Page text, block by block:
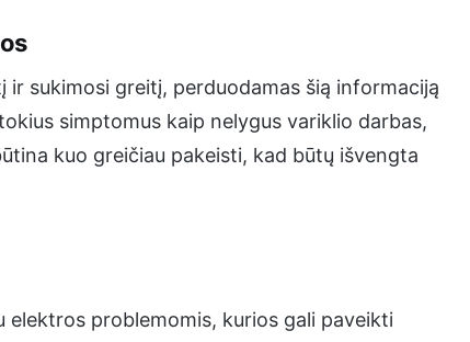
sukimosi greitį, perduodamas šią informaciją
simptomus kaip nelygus variklio darbas,
kuo greičiau pakeisti, kad būtų išvengta
elektros problemomis, kurios gali paveikti